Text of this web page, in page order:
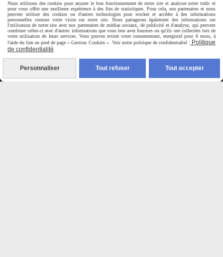
Horaire d'ouverture:
Du Mardi au Samedi de
9H00 - 12H30 / 14H00-18H30
Nous utilisons des cookies pour assurer le bon fonctionnement de notre site et analyser notre trafic et
pour vous offrir une meilleure expérience à des fins de statistiques. Pour cela, nos partenaires et nous
peuvent utiliser des cookies ou d'autres technologies pour stocker et accéder à des informations
personnelles comme votre visite sur notre site. Nous partageons également des informations sur
l'utilisation de notre site avec nos partenaires de médias sociaux, de publicité et d'analyse, qui peuvent
combiner celles-ci avec d'autres informations que vous leur avez fournies ou qu'ils ont collectées lors de
votre utilisation de leurs services. Vous pouvez retirer votre consentement, enregistré pour 6 mois, à
l'aide du lien en pied de page « Gestion Cookies ». Voir notre politique de confidentialité : Politique
de confidentialité
Personnaliser Tout refuser Tout accepter